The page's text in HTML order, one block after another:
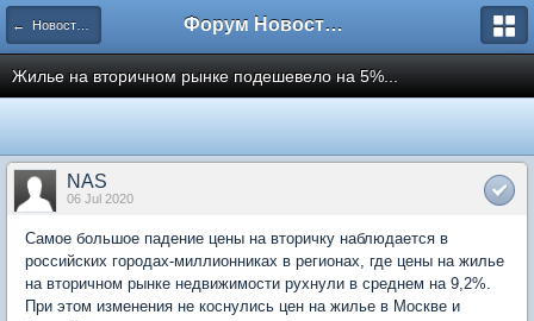
← Новости рынка недвижимости Форум Новостройки
Жилье на вторичном рынке подешевело на 5%...
NAS
06 Jul 2020
Самое большое падение цены на вторичку наблюдается в
российских городах-миллионниках в регионах, где цены на жилье
на вторичном рынке недвижимости рухнули в среднем на 9,2%.
При этом изменения не коснулись цен на жилье в Москве и